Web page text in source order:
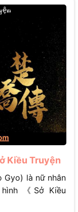
Kiều Truyện
Gyo) là nữ nhân
《Sở Kiều